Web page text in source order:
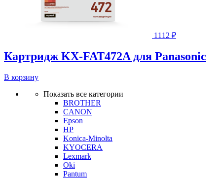
1112 ₽
Картридж KX-FAT472A для Panasonic
В корзину
Показать все категории
BROTHER
CANON
Epson
HP
Konica-Minolta
KYOCERA
Lexmark
Oki
Pantum